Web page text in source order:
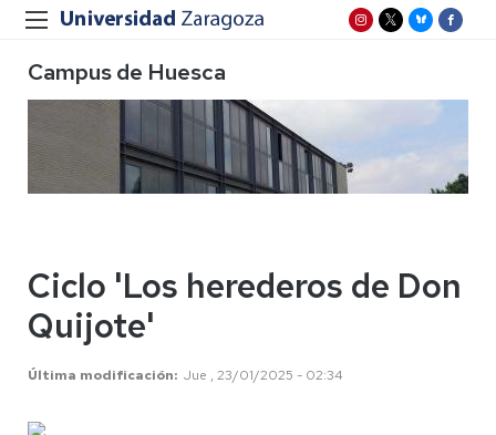
Campus de Huesca
Ciclo 'Los herederos de Don
Quijote'
Última modificación Jue , 23/01/2025 - 02:34